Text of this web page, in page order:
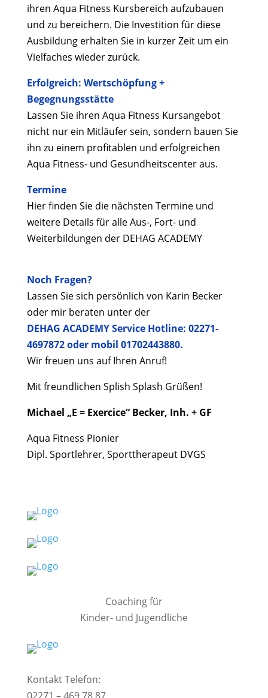
ihren Aqua Fitness Kursbereich aufzubauen
und zu bereichern. Die Investition für diese
Ausbildung erhalten Sie in kurzer Zeit um ein
Vielfaches wieder zurück.
Erfolgreich: Wertschöpfung +
Begegnungsstätte
Lassen Sie ihren Aqua Fitness Kursangebot
nicht nur ein Mitläufer sein, sondern bauen Sie
ihn zu einem profitablen und erfolgreichen
Aqua Fitness- und Gesundheitscenter aus.
Termine
Hier finden Sie die nächsten Termine und
weitere Details für alle Aus-, Fort- und
Weiterbildungen der DEHAG ACADEMY
Noch Fragen?
Lassen Sie sich persönlich von Karin Becker
oder mir beraten unter der
DEHAG ACADEMY Service Hotline: 02271-
4697872oder mobil 01702443880.
Wir freuen uns auf Ihren Anruf!
Mit freundlichen Splish Splash Grüßen!
Michael „E = Exercice“ Becker, Inh. + GF
Aqua Fitness Pionier
Dipl. Sportlehrer, Sporttherapeut DVGS
Coaching für
Kinder- und Jugendliche
Kontakt Telefon: